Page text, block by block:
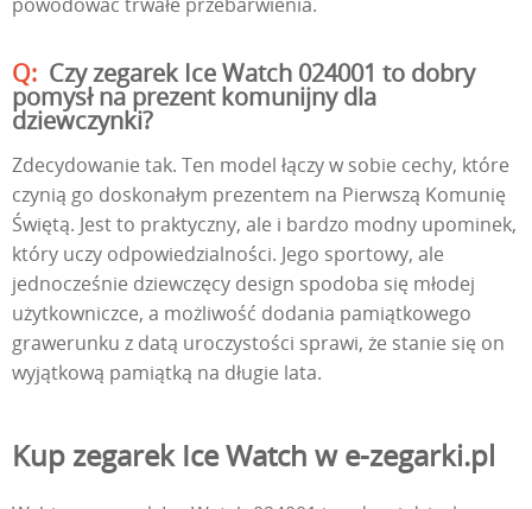
Czy zegarek Ice Watch 024001 to dobry
pomysł na prezent komunijny dla
dziewczynki?
Zdecydowanie tak. Ten model łączy w sobie cechy, które
czynią go doskonałym prezentem na Pierwszą Komunię
Świętą. Jest to praktyczny, ale i bardzo modny upominek,
który uczy odpowiedzialności. Jego sportowy, ale
jednocześnie dziewczęcy design spodoba się młodej
użytkowniczce, a możliwość dodania pamiątkowego
grawerunku z datą uroczystości sprawi, że stanie się on
wyjątkową pamiątką na długie lata.
Kup zegarek Ice Watch w e-zegarki.pl